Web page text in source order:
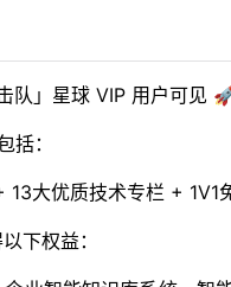
队」星球 VIP 用户可见
括：
大优质技术专栏 + 1V1
下权益：